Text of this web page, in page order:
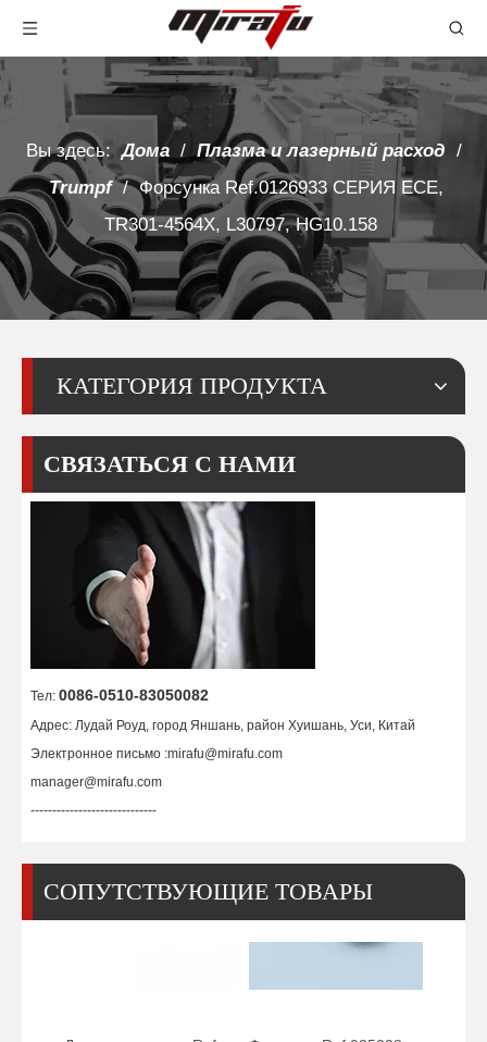
Вы здесь: Дома / Плазма и лазерный расход /
Trumpf / Форсунка Ref.0126933 СЕРИЯ ECE,
TR301-4564X, L30797, HG10.158
КАТЕГОРИЯ ПРОДУКТА
СВЯЗАТЬСЯ С НАМИ
Тел: 0086-0510-83050082
Адрес: Лудай Роуд, город Яншань, район Хуишань, Уси, Китай
Электронное письмо :mirafu@mirafu.com
manager@mirafu.com
-----------------------------
СОПУТСТВУЮЩИЕ ТОВАРЫ
Держатель сопла Ref.1755673 Trumpf, 1349171, 1591594